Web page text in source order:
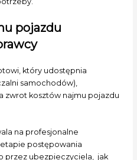
pojazdu
który udostępnia
samochodów),
zwrot kosztów najmu pojazdu
na profesjonalne
postępowania
przez ubezpieczyciela, jak